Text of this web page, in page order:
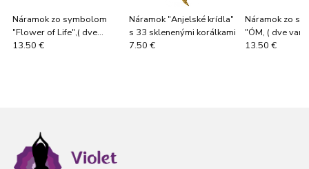
Náramok zo symbolom
"Flower of Life",( dve
varianty), imitácia kože
13.50 €
Náramok "Anjelské krídla"
s 33 sklenenými korálkami
7.50 €
Náramok zo
"ÓM, ( dve
imitácia kože
13.50 €